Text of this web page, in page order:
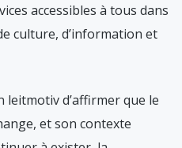
accessibles à tous dans
culture, d’information et
leitmotiv d’affirmer que le
et son contexte